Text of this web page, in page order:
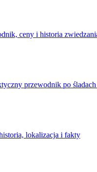
ceny i historia
przewodnik po
lokalizacja i fakty